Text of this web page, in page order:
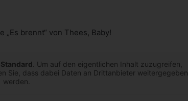
brennt“ von Thees, Baby!
Standard. Um auf den eigentlichen Inhalt zuzugreifen,
Sie, dass dabei Daten an Drittanbieter weitergegeben
werden.